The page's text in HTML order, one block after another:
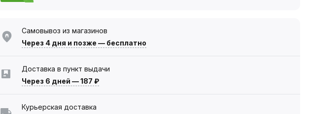
Самовывоз из магазинов
Через 4 дня и позже — бесплатно
Доставка в пункт выдачи
Через 6 дней —187 ₽
Курьерская доставка